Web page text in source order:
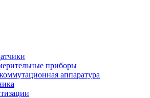
приборы
аппаратура